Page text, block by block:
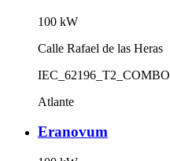
100 kW
Calle Rafael de las Heras
IEC_62196_T2_COMBO
Atlante
Eranovum